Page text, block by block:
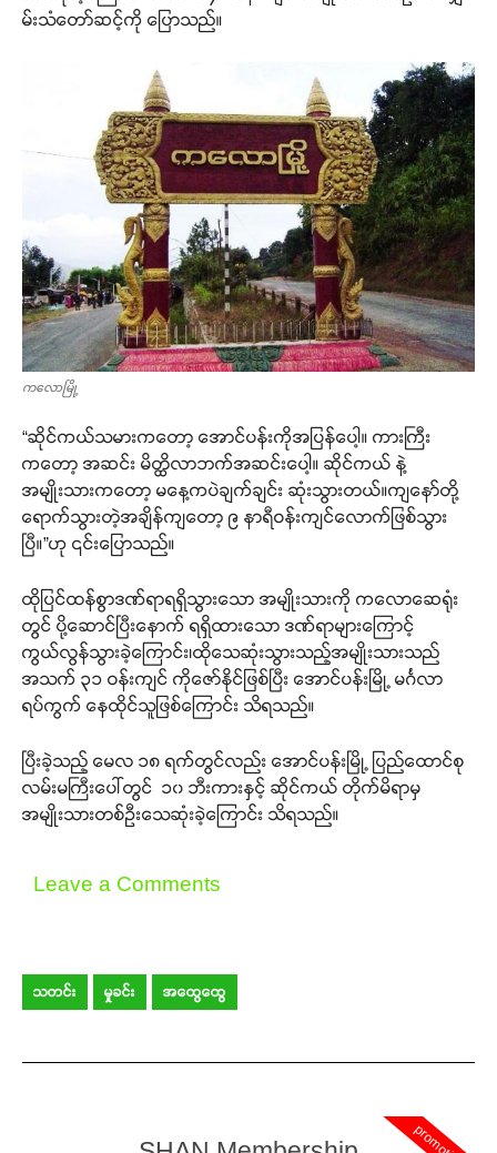
မ်းသံတော်ဆင့်ကို ပြောသည်။
ကလောမြို့
“ဆိုင်ကယ်သမားကတော့ အောင်ပန်းကိုအပြန်ပေါ့။ ကားကြီး
ကတော့ အဆင်း မိတ္ထိလာဘက်အဆင်းပေါ့။ ဆိုင်ကယ် နဲ့
အမျိုးသားကတော့ မနေ့ကပဲချက်ချင်း ဆုံးသွားတယ်။ကျနော်တို့
ရောက်သွားတဲ့အချိန်ကျတော့ ၉ နာရီဝန်းကျင်လောက်ဖြစ်သွား
ပြီ။”ဟု ၎င်းပြောသည်။
ထိုပြင်ထန်စွာဒဏ်ရာရရှိသွားသော အမျိုးသားကို ကလောဆေရုံး
တွင် ပို့ဆောင်ပြီးနောက် ရရှိထားသော ဒဏ်ရာများကြောင့်
ကွယ်လွန်သွားခဲ့ကြောင်း၊ထိုသေဆုံးသွားသည့်အမျိုးသားသည်
အသက် ၃၁ ဝန်းကျင် ကိုဇော်နိုင်ဖြစ်ပြီး အောင်ပန်းမြို့ မင်္ဂလာ
ရပ်ကွက် နေထိုင်သူဖြစ်ကြောင်း သိရသည်။
ပြီးခဲ့သည့် မေလ ၁၈ ရက်တွင်လည်း အောင်ပန်းမြို့ ပြည်ထောင်စု
လမ်းမကြီးပေါ်တွင် ‌‌ ၁၀ ဘီးကားနှင့် ဆိုင်ကယ် တိုက်မိရာမှ
အမျိုးသားတစ်ဦးသေဆုံးခဲ့ကြောင်း သိရသည်။
Leave a Comments
သတင်း မှုခင်း အထွေထွေ